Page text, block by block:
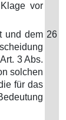
vor
und dem
3 Abs.
solchen
für das
26